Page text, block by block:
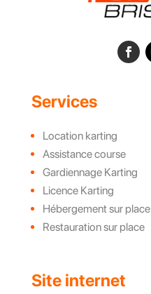
Services
Location karting
Assistance course
Gardiennage Karting
Licence Karting
Hébergement sur place
Restauration sur place
Site internet